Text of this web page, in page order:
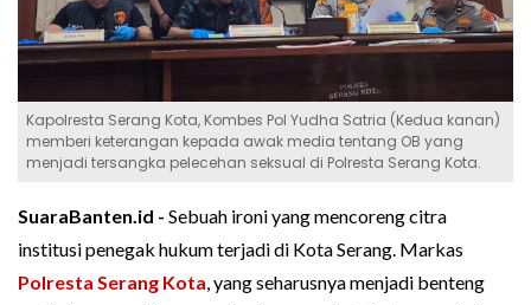
Kapolresta Serang Kota, Kombes Pol Yudha Satria (Kedua kanan)
memberi keterangan kepada awak media tentang OB yang
menjadi tersangka pelecehan seksual di Polresta Serang Kota.
SuaraBanten.id - Sebuah ironi yang mencoreng citra
institusi penegak hukum terjadi di Kota Serang. Markas
Polresta Serang Kota, yang seharusnya menjadi benteng